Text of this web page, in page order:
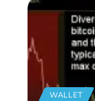
WALLET